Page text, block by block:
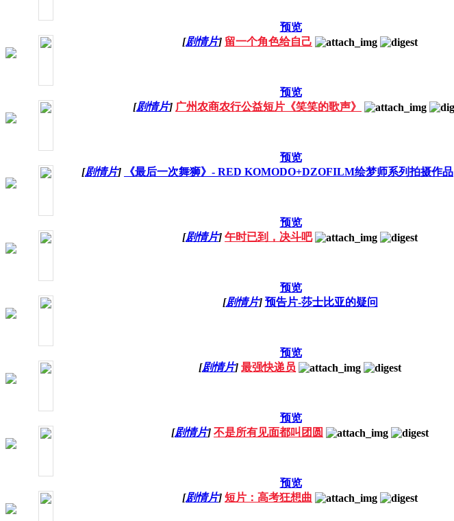
预览
[剧情片] 留一个角色给自己
预览
[剧情片] 广州农商农行公益短片《笑笑的歌声》
预览
[剧情片]
《最后一次舞狮》- RED KOMODO+DZOFILM绘梦师系列拍摄作品
预览
[剧情片] 午时已到，决斗吧
预览
[剧情片] 预告片-莎士比亚的疑问
预览
[剧情片] 最强快递员
预览
[剧情片] 不是所有见面都叫团圆
预览
[剧情片] 短片：高考狂想曲